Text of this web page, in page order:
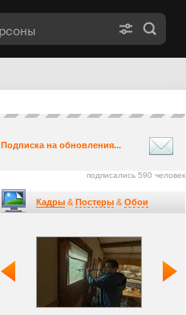
Подписка на обновления...
подписались 590 человек
Кадры & Постеры & Обои